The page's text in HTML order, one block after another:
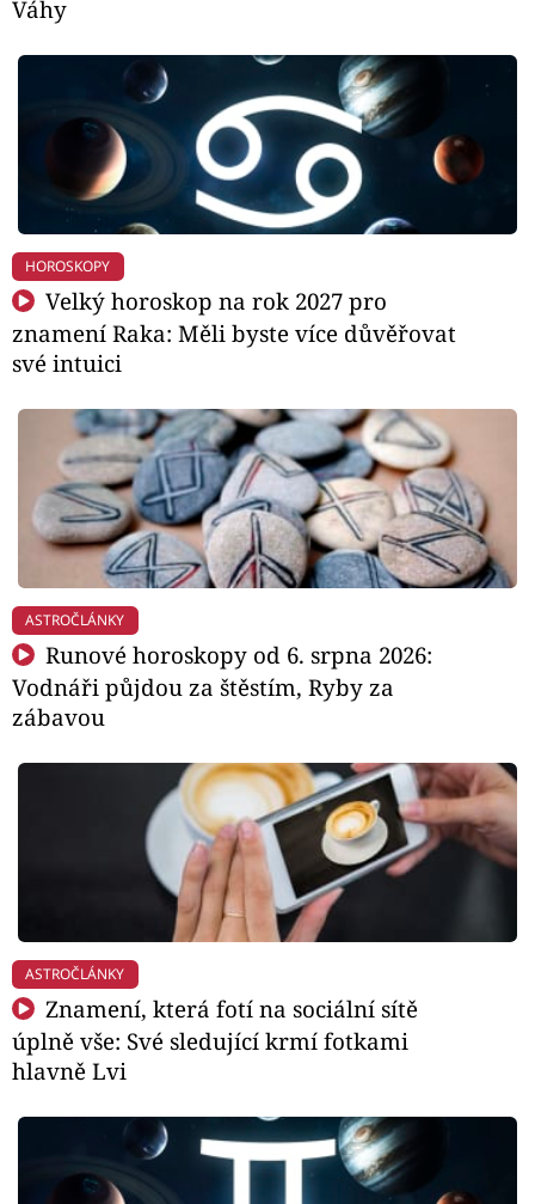
Váhy
HOROSKOPY
Velký horoskop na rok 2027 pro
znamení Raka: Měli byste více důvěřovat
své intuici
ASTROČLÁNKY
Runové horoskopy od 6. srpna 2026:
Vodnáři půjdou za štěstím, Ryby za
zábavou
ASTROČLÁNKY
Znamení, která fotí na sociální sítě
úplně vše: Své sledující krmí fotkami
hlavně Lvi